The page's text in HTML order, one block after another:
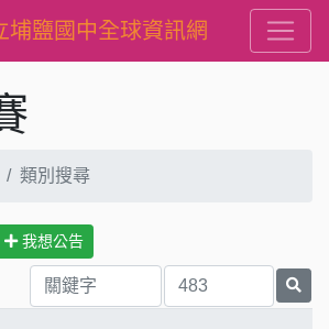
埔鹽國中全球資訊網
類別搜尋
我想公告